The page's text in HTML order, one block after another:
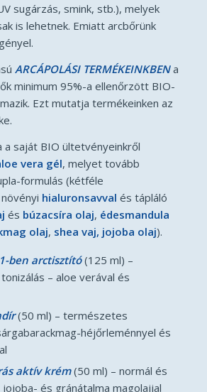
sugárzás, smink, stb.), melyek
is lehetnek. Emiatt arcbőrünk
ARCÁPOLÁSI TERMÉKEINKBENa
minimum 95%-a ellenőrzött BIO-
Ezt mutatja termékeinken az
a saját BIO ültetvényeinkről
vera gél, melyet tovább
formulás (kétféle
hialuronsavval és tápláló
és búzacsíra olaj, édesmandula
olaj, shea vaj, jojoba olaj).
ben arctisztító(125 ml) –
– aloe verával és
(50 ml) – természetes
héjőrleménnyel és
aktív krém(50 ml) – normál és
és gránátalma magolajjal